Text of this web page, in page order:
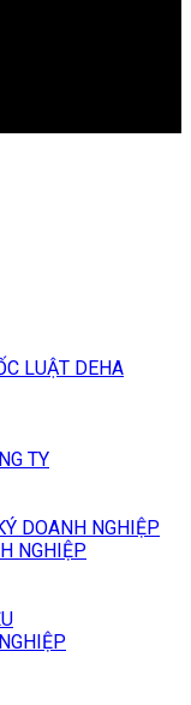
LUẬT DEHA
TY
DOANH NGHIỆP
NGHIỆP